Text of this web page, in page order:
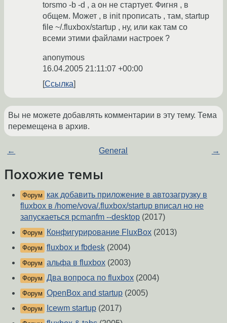
torsmo -b -d , а он не стартует. Фигня , в
общем. Может , в init прописать , там, startup
file ~/.fluxbox/startup , ну, или как там со
всеми этими файлами настроек ?
anonymous
16.04.2005 21:11:07 +00:00
Ссылка
Вы не можете добавлять комментарии в эту тему. Тема
перемещена в архив.
← General →
Похожие темы
Форум
как добавить приложение в автозагрузку в
fluxbox в /home/vova/.fluxbox/startup вписал но не
запускаеться pcmanfm --desktop (2017)
Форум Конфигурирование FluxBox (2013)
Форум fluxbox и fbdesk (2004)
Форум альфа в fluxbox (2003)
Форум Два вопроса по fluxbox (2004)
Форум OpenBox and startup (2005)
Форум Icewm startup (2017)